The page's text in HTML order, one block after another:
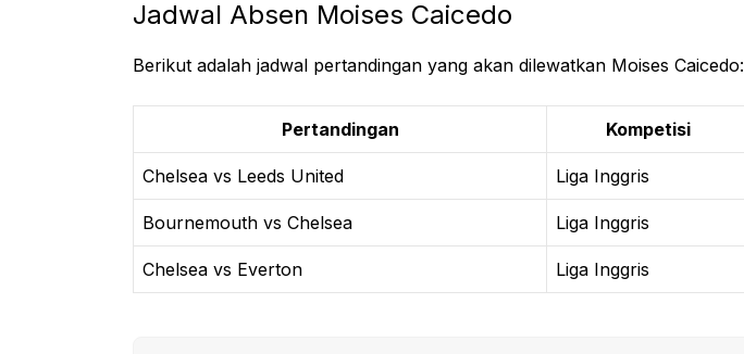
Jadwal Absen Moises Caicedo
Berikut adalah jadwal pertandingan yang akan dilewatkan Moises Caicedo:
Pertandingan Kompetisi
Chelsea vs Leeds United Liga Inggris
Bournemouth vs Chelsea Liga Inggris
Chelsea vs Everton Liga Inggris